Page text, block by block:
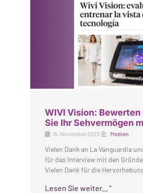
WIVI Vision:
Sie Ihr Sehvermögen
15. November 2023 Medien
Vielen Dank an La Vanguardia
für das Interview mit den
Vielen Dank für die
Lesen Sie weiter... "